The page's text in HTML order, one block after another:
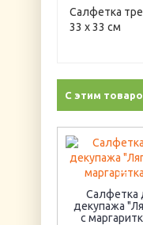
Салфетка
33 х 33 см
С этим
Салфетка
декупажа
с